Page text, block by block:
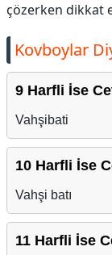
çözerken dikkat
Kovboylar
9 Harfli İse
Vahşibati
10 Harfli İse
Vahşi batı
11 Harfli İse